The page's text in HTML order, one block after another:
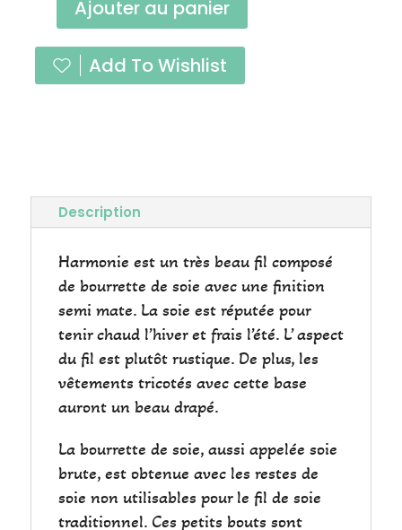
quantité
de
Harmonie
Ajouter au panier
Add To Wishlist
Description
Harmonie est un très beau fil composé
de bourrette de soie avec une finition
semi mate. La soie est réputée pour
tenir chaud l’hiver et frais l’été. L’ aspect
du fil est plutôt rustique. De plus, les
vêtements tricotés avec cette base
auront un beau drapé.
La bourrette de soie, aussi appelée soie
brute, est obtenue avec les restes de
soie non utilisables pour le fil de soie
traditionnel. Ces petits bouts sont